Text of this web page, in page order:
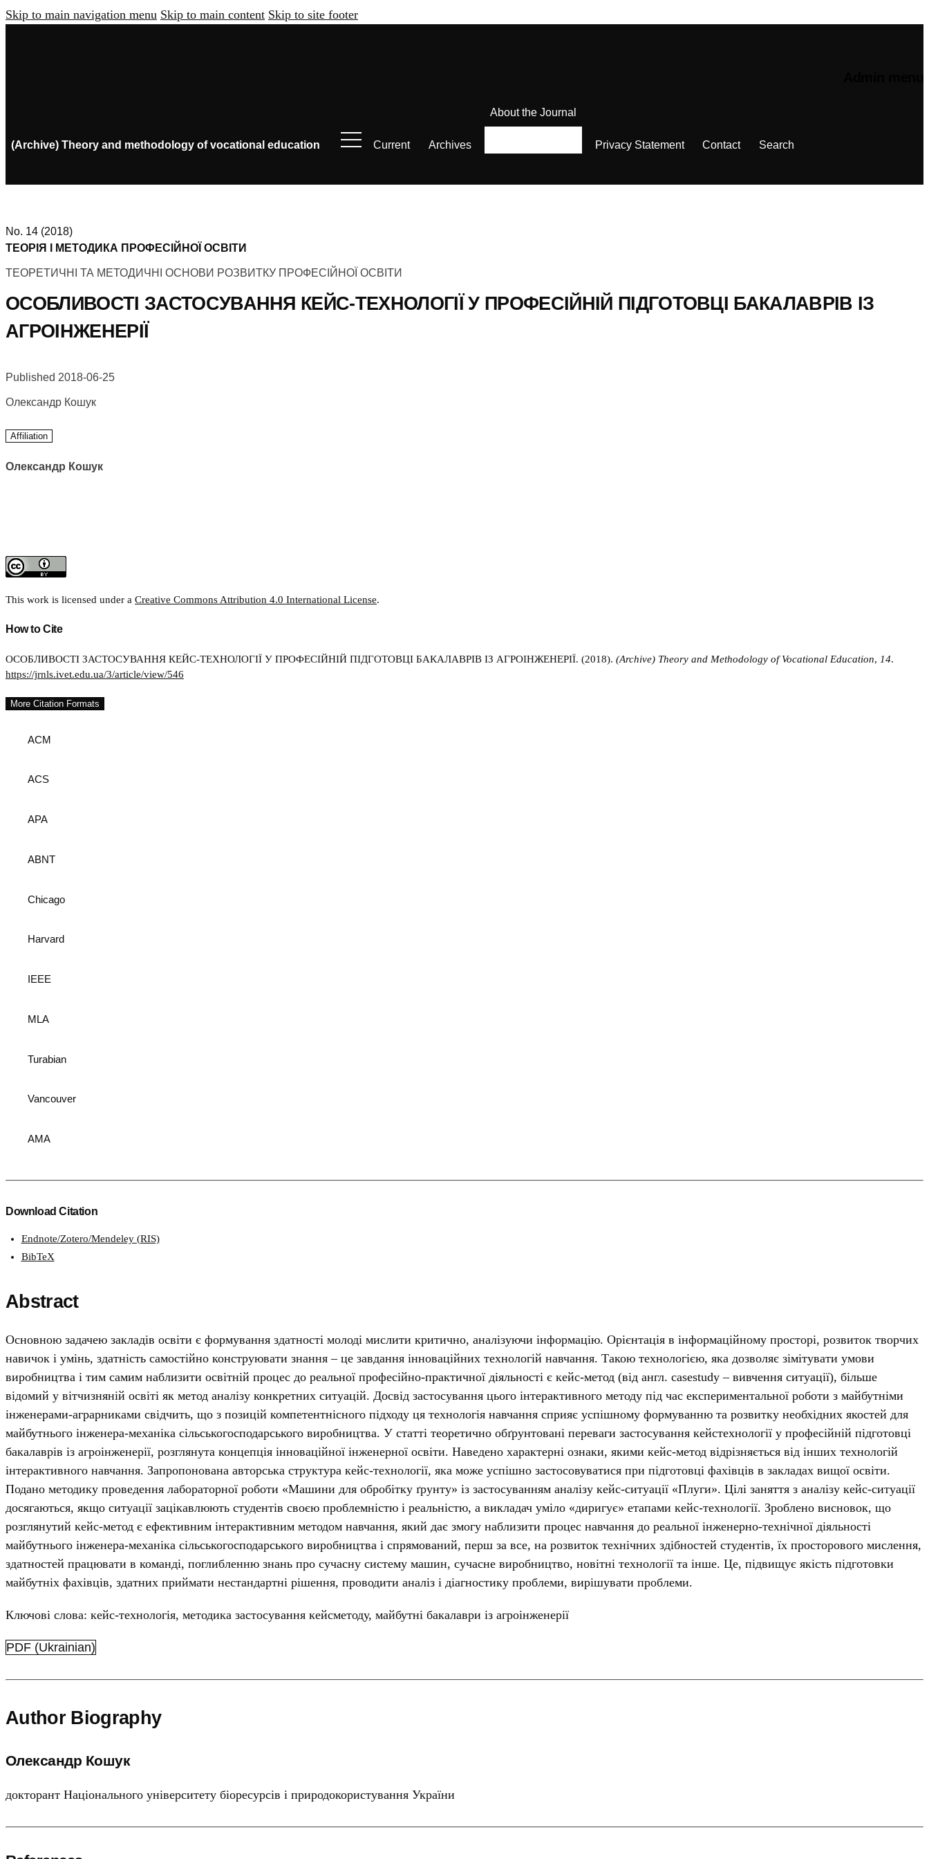
Skip to main navigation menu Skip to main content Skip to site footer
(Archive) Theory and methodology of vocational education Current Archives
About the Journal
Privacy Statement Contact Search
No. 14 (2018)
ТЕОРІЯ І МЕТОДИКА ПРОФЕСІЙНОЇ ОСВІТИ
ТЕОРЕТИЧНІ ТА МЕТОДИЧНІ ОСНОВИ РОЗВИТКУ ПРОФЕСІЙНОЇ ОСВІТИ
ОСОБЛИВОСТІ ЗАСТОСУВАННЯ КЕЙС-ТЕХНОЛОГІЇ У ПРОФЕСІЙНІЙ ПІДГОТОВЦІ БАКАЛАВРІВ ІЗ
АГРОІНЖЕНЕРІЇ
Published 2018-06-25
Олександр Кошук
Affiliation
Олександр Кошук
This work is licensed under a Creative Commons Attribution 4.0 International License.
How to Cite
ОСОБЛИВОСТІ ЗАСТОСУВАННЯ КЕЙС-ТЕХНОЛОГІЇ У ПРОФЕСІЙНІЙ ПІДГОТОВЦІ БАКАЛАВРІВ ІЗ АГРОІНЖЕНЕРІЇ. (2018). (Archive) Theory and Methodology of Vocational Education, 14.
https://jrnls.ivet.edu.ua/3/article/view/546
More Citation Formats
ACM
ACS
APA
ABNT
Chicago
Harvard
IEEE
MLA
Turabian
Vancouver
AMA
Download Citation
Endnote/Zotero/Mendeley (RIS)
BibTeX
Abstract
Основною задачею закладів освіти є формування здатності молоді мислити критично, аналізуючи інформацію. Орієнтація в інформаційному просторі, розвиток творчих
навичок і умінь, здатність самостійно конструювати знання – це завдання інноваційних технологій навчання. Такою технологією, яка дозволяє зімітувати умови
виробництва і тим самим наблизити освітній процес до реальної професійно-практичної діяльності є кейс-метод (від англ. саsеstudу – вивчення ситуації), більше
відомий у вітчизняній освіті як метод аналізу конкретних ситуацій. Досвід застосування цього інтерактивного методу під час експериментальної роботи з майбутніми
інженерами-аграрниками свідчить, що з позицій компетентнісного підходу ця технологія навчання сприяє успішному формуванню та розвитку необхідних якостей для
майбутнього інженера-механіка сільськогосподарського виробництва. У статті теоретично обґрунтовані переваги застосування кейстехнології у професійній підготовці
бакалаврів із агроінженерії, розглянута концепція інноваційної інженерної освіти. Наведено характерні ознаки, якими кейс-метод відрізняється від інших технологій
інтерактивного навчання. Запропонована авторська структура кейс-технології, яка може успішно застосовуватися при підготовці фахівців в закладах вищої освіти.
Подано методику проведення лабораторної роботи «Машини для обробітку ґрунту» із застосуванням аналізу кейс-ситуації «Плуги». Цілі заняття з аналізу кейс-ситуації
досягаються, якщо ситуації зацікавлюють студентів своєю проблемністю і реальністю, а викладач уміло «диригує» етапами кейс-технології. Зроблено висновок, що
розглянутий кейс-метод є ефективним інтерактивним методом навчання, який дає змогу наблизити процес навчання до реальної інженерно-технічної діяльності
майбутнього інженера-механіка сільськогосподарського виробництва і спрямований, перш за все, на розвиток технічних здібностей студентів, їх просторового мислення,
здатностей працювати в команді, поглибленню знань про сучасну систему машин, сучасне виробництво, новітні технології та інше. Це, підвищує якість підготовки
майбутніх фахівців, здатних приймати нестандартні рішення, проводити аналіз і діагностику проблеми, вирішувати проблеми.
Ключові слова: кейс-технологія, методика застосування кейсметоду, майбутні бакалаври із агроінженерії
PDF (Ukrainian)
Author Biography
Олександр Кошук
докторант Національного університету біоресурсів і природокористування України